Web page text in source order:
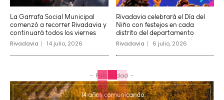
La Garrafa Social Municipal
comenzó a recorrer Rivadavia y
continuará todos los viernes
Rivadavia 14 julio, 2026
Rivadavia celebrará el Día del
Niño con festejos en cada
distrito del departamento
Rivadavia 6 julio, 2026
- Publicidad -